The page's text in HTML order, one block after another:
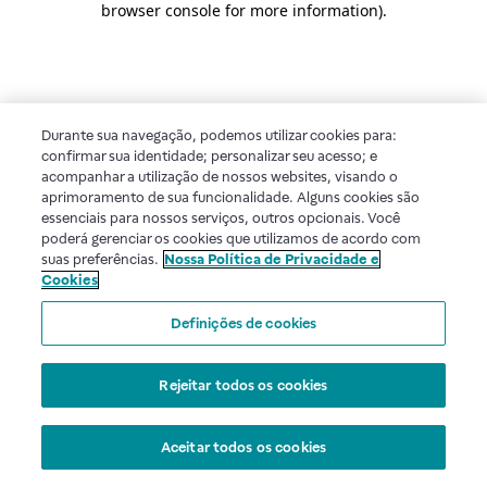
browser console for more information).
Durante sua navegação, podemos utilizar cookies para:
confirmar sua identidade; personalizar seu acesso; e
acompanhar a utilização de nossos websites, visando o
aprimoramento de sua funcionalidade. Alguns cookies são
essenciais para nossos serviços, outros opcionais. Você
poderá gerenciar os cookies que utilizamos de acordo com
suas preferências. Nossa Política de Privacidade e
Cookies
Definições de cookies
Rejeitar todos os cookies
Aceitar todos os cookies